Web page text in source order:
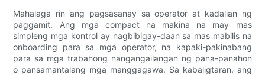
Mahalaga rin ang pagsasanay sa operator at kadalian ng
paggamit. Ang mga compact na makina na may mas
simpleng mga kontrol ay nagbibigay-daan sa mas mabilis na
onboarding para sa mga operator, na kapaki-pakinabang
para sa mga trabahong nangangailangan ng pana-panahon
o pansamantalang mga manggagawa. Sa kabaligtaran, ang